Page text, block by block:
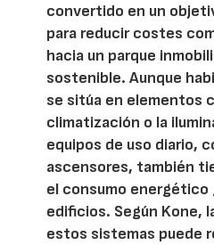
convertido en un
para reducir costes
hacia un parque
sostenible. Aunque
se sitúa en elementos
climatización o la
equipos de uso diario,
ascensores, también
el consumo energético
edificios. Según Kone,
estos sistemas puede